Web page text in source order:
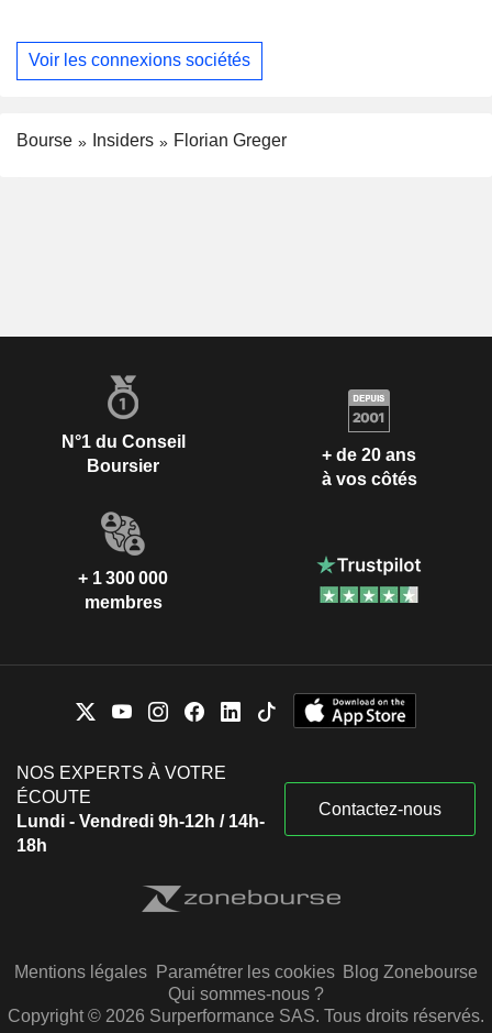
Voir les connexions sociétés
Bourse Insiders Florian Greger
N°1 du Conseil
Boursier
+ de 20 ans
à vos côtés
+ 1 300 000
membres
NOS EXPERTS À VOTRE
ÉCOUTE
Lundi - Vendredi 9h-12h / 14h-
18h
Contactez-nous
Mentions légales Paramétrer les cookies Blog Zonebourse
Qui sommes-nous ?
Copyright © 2026 Surperformance SAS. Tous droits réservés.